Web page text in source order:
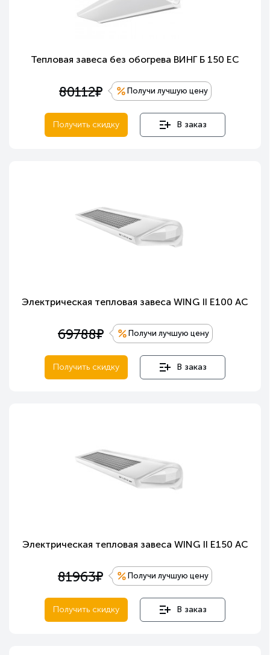
Тепловая завеса без обогрева ВИНГ Б 150 ЕС
80112е Получи лучшую цену
Получить скидку В заказ
Электрическая тепловая завеса WING II E100 AC
69788е Получи лучшую цену
Получить скидку В заказ
Электрическая тепловая завеса WING II E150 AC
81963е Получи лучшую цену
Получить скидку В заказ